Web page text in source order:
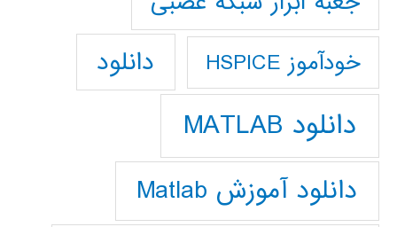
خودآموز HSPICE دانلود
دانلود MATLAB
دانلود آموزش Matlab